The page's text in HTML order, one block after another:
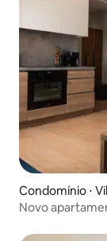
Condomínio ⋅
Novo